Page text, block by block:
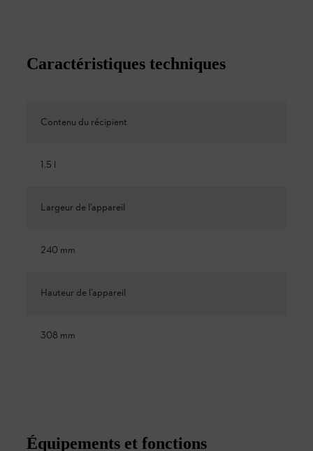
Caractéristiques techniques
Contenu du récipient
1.5 l
Largeur de l’appareil
240 mm
Hauteur de l’appareil
308 mm
Équipements et fonctions